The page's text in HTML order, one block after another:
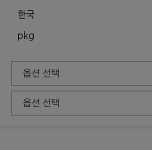
한국
pkg